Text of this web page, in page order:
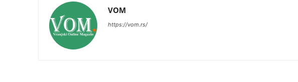
VOM
https://vom.rs/